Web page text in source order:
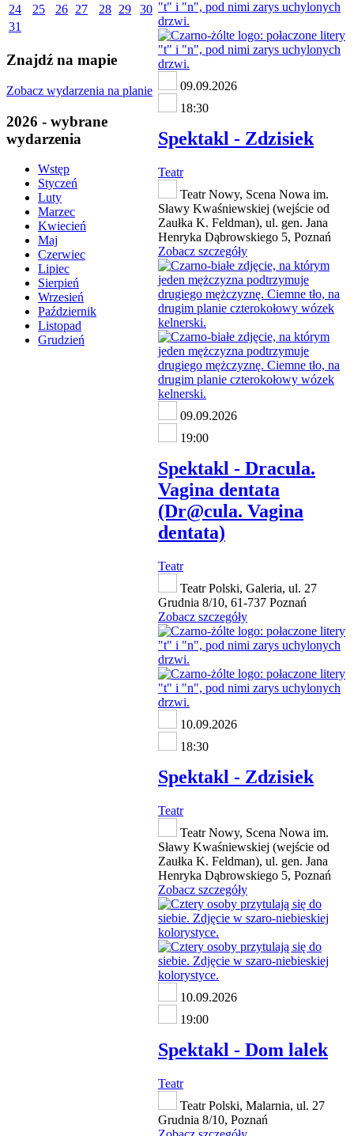
24
25 26 27 28 29
30
31
Znajdź na mapie
Zobacz wydarzenia na planie
2026 - wybrane
wydarzenia
Wstęp
Styczeń
Luty
Marzec
Kwiecień
Maj
Czerwiec
Lipiec
Sierpień
Wrzesień
Październik
Listopad
Grudzień
09.09.2026
18:30
Spektakl - Zdzisiek
Teatr
Teatr Nowy, Scena Nowa im.
Sławy Kwaśniewskiej (wejście od
Zaułka K. Feldman), ul. gen. Jana
Henryka Dąbrowskiego 5, Poznań
Zobacz szczegóły
09.09.2026
19:00
Spektakl - Dracula.
Vagina dentata
(Dr@cula. Vagina
dentata)
Teatr
Teatr Polski, Galeria, ul. 27
Grudnia 8/10, 61-737 Poznań
Zobacz szczegóły
10.09.2026
18:30
Spektakl - Zdzisiek
Teatr
Teatr Nowy, Scena Nowa im.
Sławy Kwaśniewskiej (wejście od
Zaułka K. Feldman), ul. gen. Jana
Henryka Dąbrowskiego 5, Poznań
Zobacz szczegóły
10.09.2026
19:00
Spektakl - Dom lalek
Teatr
Teatr Polski, Malarnia, ul. 27
Grudnia 8/10, Poznań